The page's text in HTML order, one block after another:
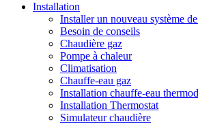
Installation
Installer un nouveau système
Besoin de conseils
Chaudière gaz
Pompe à chaleur
Climatisation
Chauffe-eau gaz
Installation chauffe-eau
Installation Thermostat
Simulateur chaudière